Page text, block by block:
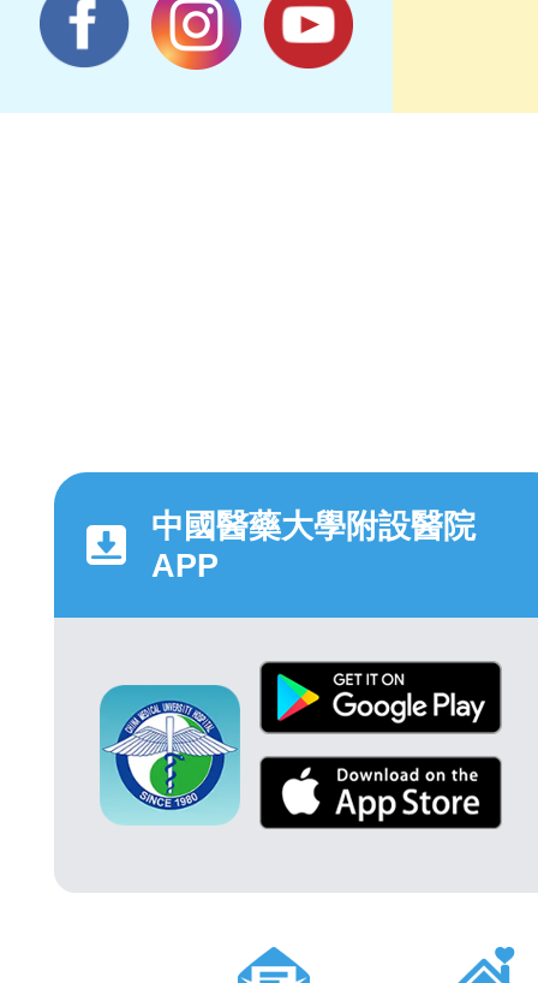
中國醫藥大學附設醫院
APP